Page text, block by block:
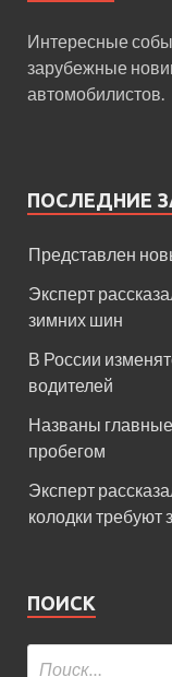
Интересные
зарубежные
автомобилистов.
ПОСЛЕДНИЕ
Представлен
Эксперт
зимних шин
В России
водителей
Названы
пробегом
Эксперт
колодки требуют
ПОИСК